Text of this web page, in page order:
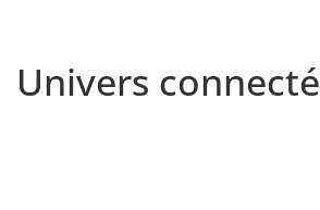
Univers connecté